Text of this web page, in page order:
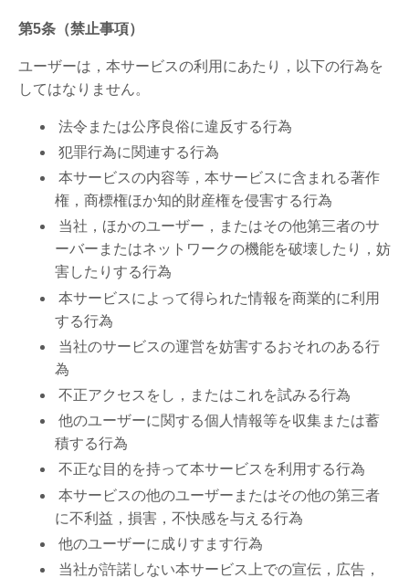
第5条（禁止事項）
ユーザーは，本サービスの利用にあたり，以下の行為を
してはなりません。
法令または公序良俗に違反する行為
犯罪行為に関連する行為
本サービスの内容等，本サービスに含まれる著作
権，商標権ほか知的財産権を侵害する行為
当社，ほかのユーザー，またはその他第三者のサ
ーバーまたはネットワークの機能を破壊したり，妨
害したりする行為
本サービスによって得られた情報を商業的に利用
する行為
当社のサービスの運営を妨害するおそれのある行
為
不正アクセスをし，またはこれを試みる行為
他のユーザーに関する個人情報等を収集または蓄
積する行為
不正な目的を持って本サービスを利用する行為
本サービスの他のユーザーまたはその他の第三者
に不利益，損害，不快感を与える行為
他のユーザーに成りすます行為
当社が許諾しない本サービス上での宣伝，広告，